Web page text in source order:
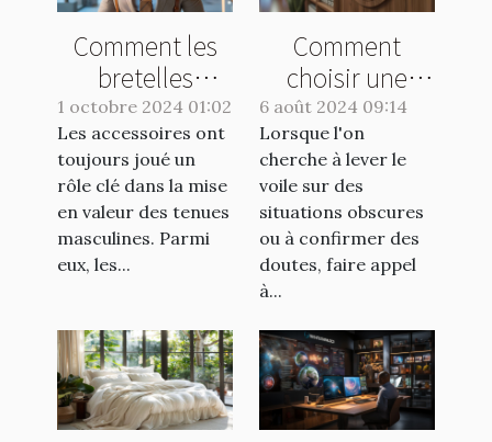
Comment les
bretelles
peuvent
transformer une
tenue
masculine
1 octobre 2024 01:02
Les accessoires ont
toujours joué un
rôle clé dans la mise
en valeur des tenues
masculines. Parmi
eux, les...
Comment
choisir une
agence de
détective pour
vos enquêtes
discrètes
6 août 2024 09:14
Lorsque l'on
cherche à lever le
voile sur des
situations obscures
ou à confirmer des
doutes, faire appel
à...